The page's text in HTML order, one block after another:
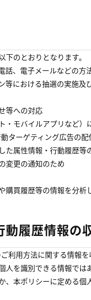
のとおりとなります。
、電子メールなどの方
における抽選の実施
等への対応
モバイルアプリなど）
ターゲティング広告の配
た属性情報・行動履歴等
変更の通知のため
購買履歴等の情報を分
履歴情報の
利用方法に関する情報
を識別できる情報で
本ポリシーに定める個